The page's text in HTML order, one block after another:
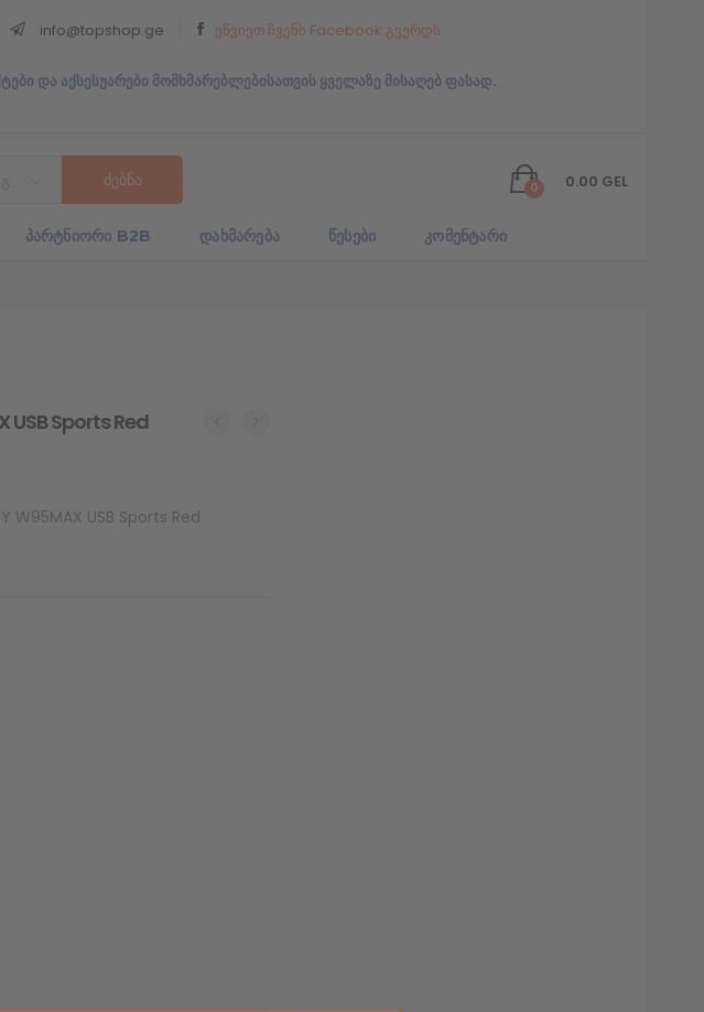
info@topshop.ge ეწვიეთ ჩვენს Facebook გვერდს
და აქსესუარები მომხმარებლებისათვის ყველაზე მისაღებ ფასად.
0 0.00 GEL
ᲞᲐᲠᲢᲜᲘᲝᲠᲘ B2B ᲓᲐᲮᲛᲐᲠᲔᲑᲐ ᲬᲔᲡᲔᲑᲘ ᲙᲝᲛᲔᲜᲢᲐᲠᲘ
USB Sports Red
W95MAX USB Sports Red